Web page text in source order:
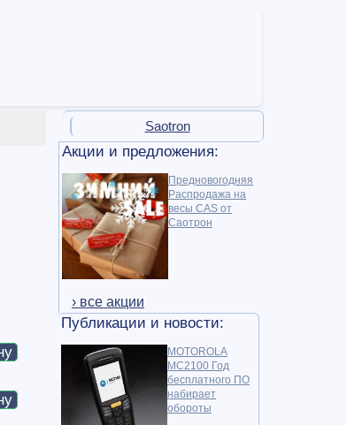
Saotron
Акции и предложения:
Предновогодняя
Распродажа на
весы CAS от
Саотрон
› все акции
Публикации и новости:
MOTOROLA
MC2100 Год
бесплатного ПО
набирает
обороты